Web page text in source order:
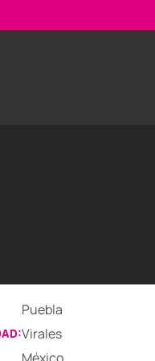
Puebla
Virales
México